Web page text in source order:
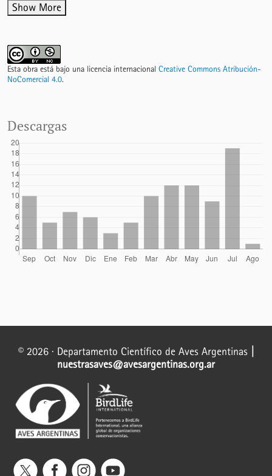
Show More
Esta obra está bajo una licencia internacional Creative Commons Atribución-
NoComercial 4.0.
Descargas
© 2026 · Departamento Científico de Aves Argentinas
nuestrasaves@avesargentinas.org.ar